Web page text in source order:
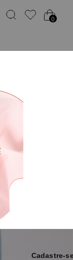
0
Cadastre-